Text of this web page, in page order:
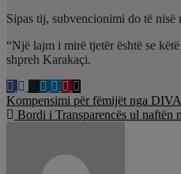
Sipas tij, subvencionimi do të nisë
“Një lajm i mirë tjetër është se
shpreh Karakaçi.
Lëvizje
te
Kompensimi për fëmijët nga
Bordi i Transparencës ul naftën